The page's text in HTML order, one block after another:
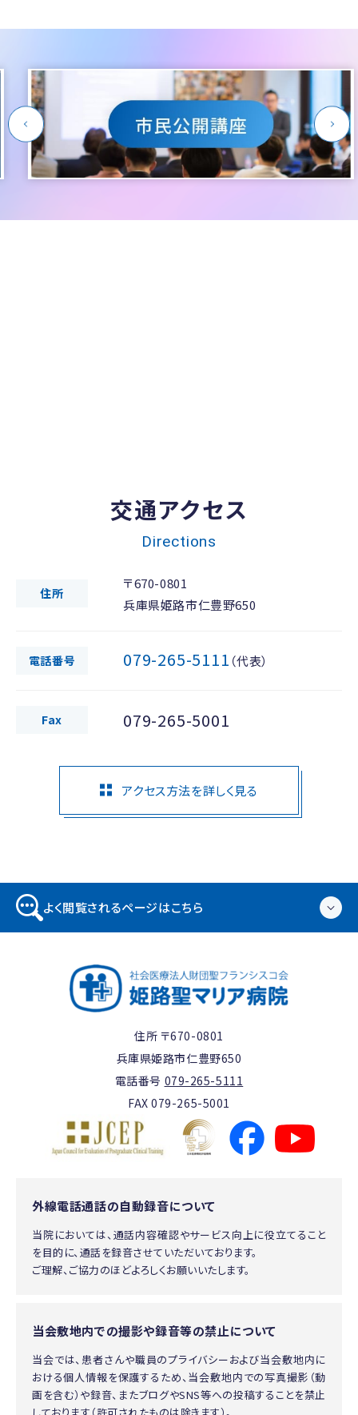
交通アクセス
Directions
住所
〒670-0801
兵庫県姫路市仁豊野650
電話番号 079-265-5111 （代表）
Fax 079-265-5001
アクセス方法を詳しく見る
よく閲覧されるページはこちら
住所 〒670-0801
兵庫県姫路市仁豊野650
電話番号 079-265-5111
FAX 079-265-5001
外線電話通話の自動録音について
当院においては、通話内容確認やサービス向上に役立てること
を目的に、通話を録音させていただいております。
ご理解、ご協力のほどよろしくお願いいたします。
当会敷地内での撮影や録音等の禁止について
当会では、患者さんや職員のプライバシーおよび当会敷地内に
おける個人情報を保護するため、当会敷地内での写真撮影（動
画を含む）や録音、またブログやSNS等への投稿することを禁止